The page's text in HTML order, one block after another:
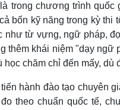
trong chương trình
bốn kỹ năng trong kỳ
như từ vựng, ngữ pháp,
thêm khái niệm "dạy
chăm chỉ đến mấy,
hành đào tạo chuyên
theo chuẩn quốc tế,